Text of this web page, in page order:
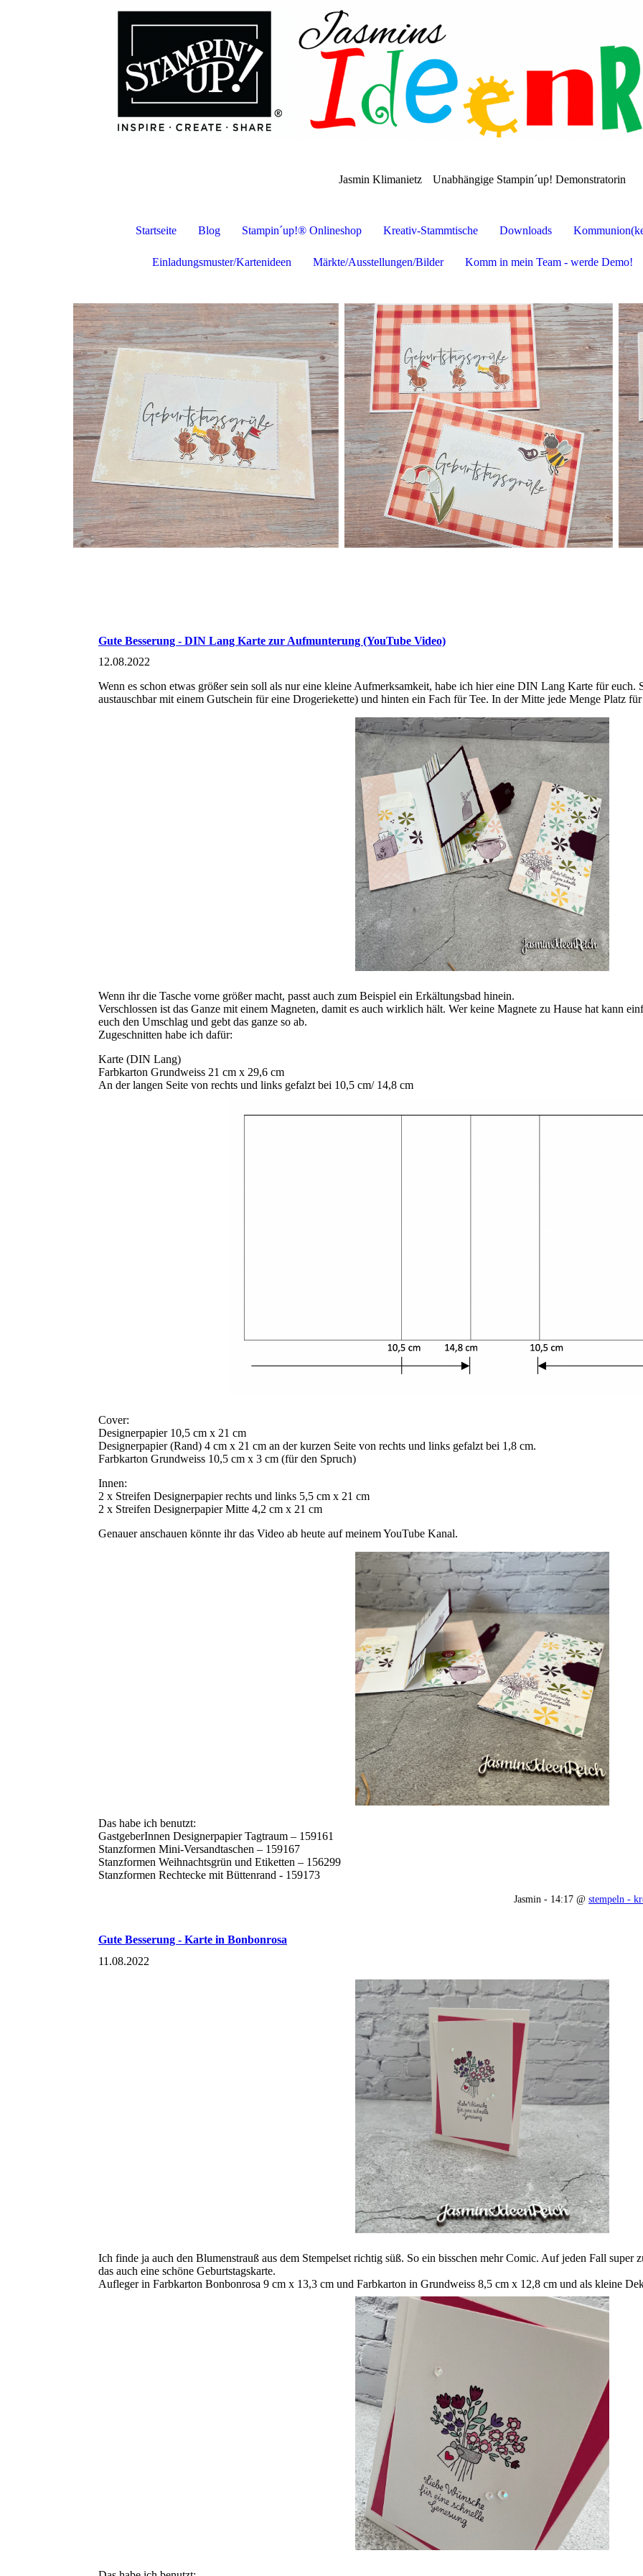
Jasmin Klimanietz Unabhängige Stampin´up! Demonstratorin
Startseite Blog Stampin´up!® Onlineshop Kreativ-Stammtische Downloads
Einladungsmuster/Kartenideen Märkte/Ausstellungen/Bilder Komm in mein Team - werde Demo!
Gute Besserung - DIN Lang Karte zur Aufmunterung (YouTube Video)
12.08.2022
Wenn es schon etwas größer sein soll als nur eine kleine Aufmerksamkeit, habe ich hier eine DIN Lang Karte für euch.
austauschbar mit einem Gutschein für eine Drogeriekette) und hinten ein Fach für Tee. In der Mitte jede Menge Platz
Wenn ihr die Tasche vorne größer macht, passt auch zum Beispiel ein Erkältungsbad hinein.
Verschlossen ist das Ganze mit einem Magneten, damit es auch wirklich hält. Wer keine Magnete zu Hause hat kann
euch den Umschlag und gebt das ganze so ab.
Zugeschnitten habe ich dafür:
Karte (DIN Lang)
Farbkarton Grundweiss 21 cm x 29,6 cm
An der langen Seite von rechts und links gefalzt bei 10,5 cm/ 14,8 cm
Cover:
Designerpapier 10,5 cm x 21 cm
Designerpapier (Rand) 4 cm x 21 cm an der kurzen Seite von rechts und links gefalzt bei 1,8 cm.
Farbkarton Grundweiss 10,5 cm x 3 cm (für den Spruch)
Innen:
2 x Streifen Designerpapier rechts und links 5,5 cm x 21 cm
2 x Streifen Designerpapier Mitte 4,2 cm x 21 cm
Genauer anschauen könnte ihr das Video ab heute auf meinem YouTube Kanal.
Das habe ich benutzt:
GastgeberInnen Designerpapier Tagtraum – 159161
Stanzformen Mini-Versandtaschen – 159167
Stanzformen Weihnachtsgrün und Etiketten – 156299
Stanzformen Rechtecke mit Büttenrand - 159173
Jasmin - 14:17 @ stempeln -
Gute Besserung - Karte in Bonbonrosa
11.08.2022
Ich finde ja auch den Blumenstrauß aus dem Stempelset richtig süß. So ein bisschen mehr Comic. Auf jeden Fall super
das auch eine schöne Geburtstagskarte.
Aufleger in Farbkarton Bonbonrosa 9 cm x 13,3 cm und Farbkarton in Grundweiss 8,5 cm x 12,8 cm und als kleine